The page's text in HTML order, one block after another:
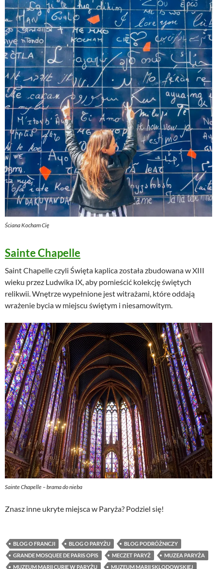
Ściana Kocham Cię
Sainte Chapelle
Saint Chapelle czyli Święta kaplica została zbudowana w XIII
wieku przez Ludwika IX, aby pomieścić kolekcję świętych
relikwii. Wnętrze wypełnione jest witrażami, które oddają
wrażenie bycia w miejscu świętym i niesamowitym.
Sainte Chapelle – brama do nieba
Znasz inne ukryte miejsca w Paryża? Podziel się!
BLOG O FRANCJI BLOG O PARYŻU
BLOG PODRÓŻNICZY
GRANDE MOSQUEE DE PARIS OPIS
MECZET PARYŻ
MUZEA PARYŻA
MUZEUM MARII CURIE W PARYŻU
MUZEUM MARII SKLODOWSKIEJ